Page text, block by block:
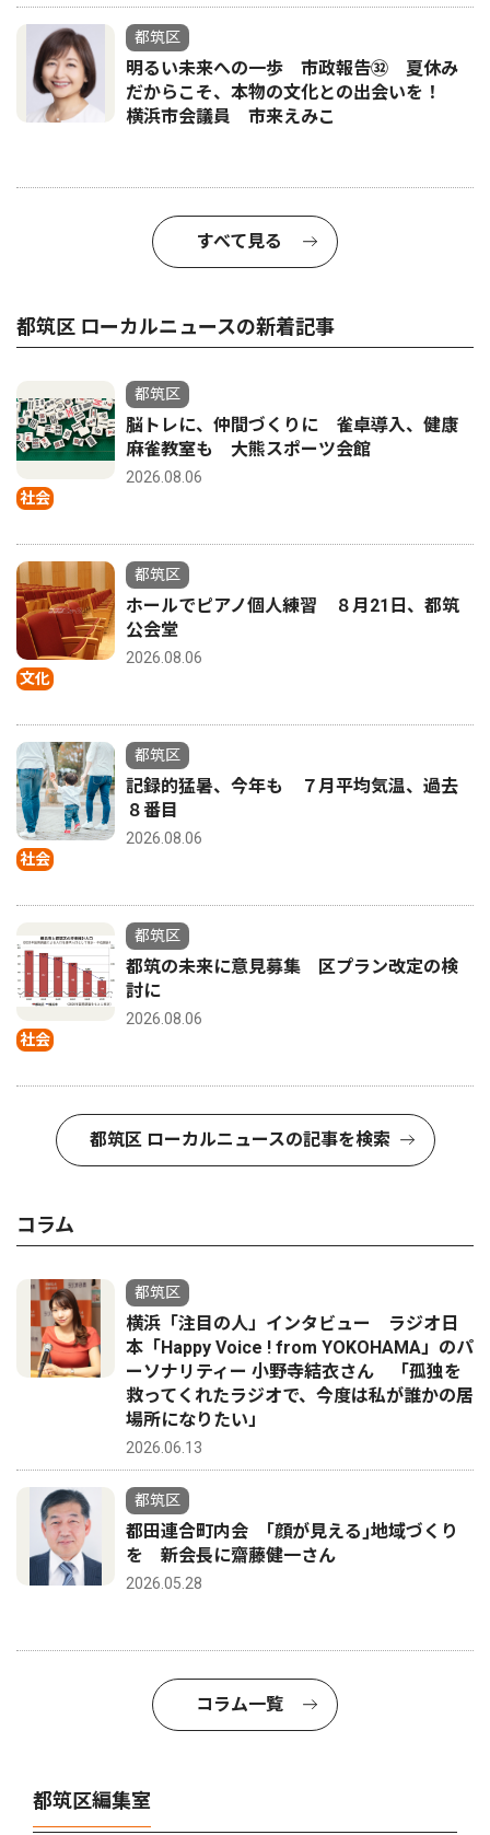
都筑区
明るい未来への一歩 市政報告㉜ 夏休み
だからこそ、本物の文化との出会いを！
横浜市会議員 市来えみこ
すべて見る
都筑区 ローカルニュースの新着記事
社会
都筑区
脳トレに、仲間づくりに 雀卓導入、健康
麻雀教室も 大熊スポーツ会館
2026.08.06
文化
都筑区
ホールでピアノ個人練習 ８月21日、都筑
公会堂
2026.08.06
社会
都筑区
記録的猛暑、今年も ７月平均気温、過去
８番目
2026.08.06
社会
都筑区
都筑の未来に意見募集 区プラン改定の検
討に
2026.08.06
都筑区 ローカルニュースの記事を検索
コラム
都筑区
横浜「注目の人」インタビュー ラジオ日
本「Happy Voice ! from YOKOHAMA」のパ
ーソナリティー 小野寺結衣さん 「孤独を
救ってくれたラジオで、今度は私が誰かの居
場所になりたい」
2026.06.13
都筑区
都田連合町内会 ｢顔が見える｣地域づくり
を 新会長に齋藤健一さん
2026.05.28
コラム一覧
都筑区編集室